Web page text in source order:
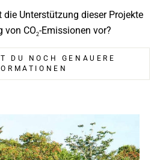
die Unterstützung dieser Projekte
von CO2-Emissionen vor?
DU NOCH GENAUERE